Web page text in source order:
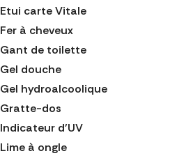
Etui carte Vitale
Fer à cheveux
Gant de toilette
Gel douche
Gel hydroalcoolique
Gratte-dos
Indicateur d'UV
Lime à ongle